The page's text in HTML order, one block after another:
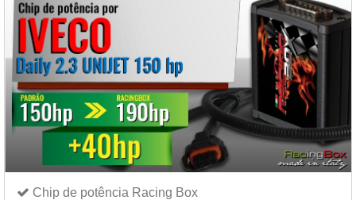
Chip de potência Racing Box